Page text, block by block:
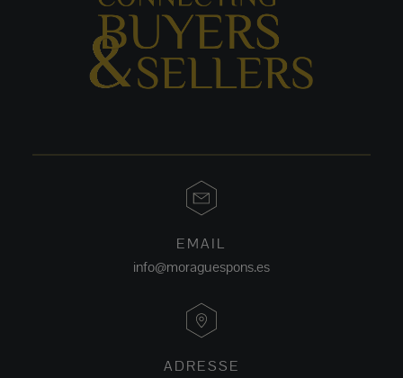
EMAIL
info@moraguespons.es
ADRESSE